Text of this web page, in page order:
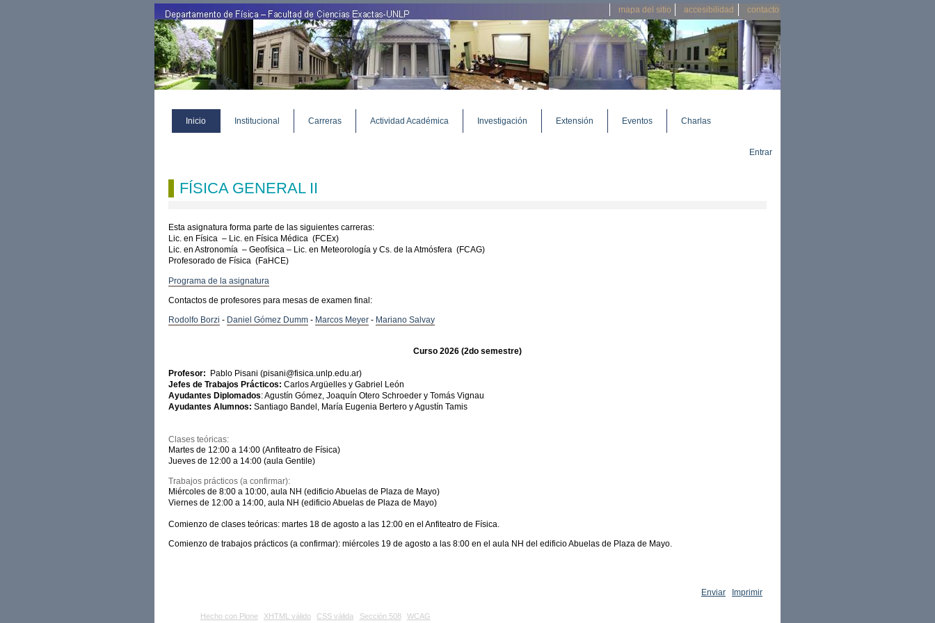
Cambiar
a
contenido.
|
Saltar
a
navegación
mapa del sitio accesibilidad contacto
Inicio
Institucional Carreras Actividad Académica Investigación Extensión Eventos Charlas
Personales
Entrar
FÍSICA GENERAL II
Esta asignatura forma parte de las siguientes carreras:
Lic. en Física – Lic. en Física Médica (FCEx)
Lic. en Astronomía – Geofísica – Lic. en Meteorología y Cs. de la Atmósfera (FCAG)
Profesorado de Física (FaHCE)
Programa de la asignatura
Contactos de profesores para mesas de examen final:
Rodolfo Borzi - Daniel Gómez Dumm - Marcos Meyer - Mariano Salvay
Curso 2026 (2do semestre)
Profesor: Pablo Pisani (pisani@fisica.unlp.edu.ar)
Jefes de Trabajos Prácticos: Carlos Argüelles y Gabriel León
Ayudantes Diplomados: Agustín Gómez, Joaquín Otero Schroeder y Tomás Vignau
Ayudantes Alumnos: Santiago Bandel, María Eugenia Bertero y Agustín Tamis
Clases teóricas:
Martes de 12:00 a 14:00 (Anfiteatro de Física)
Jueves de 12:00 a 14:00 (aula Gentile)
Trabajos prácticos (a confirmar):
Miércoles de 8:00 a 10:00, aula NH (edificio Abuelas de Plaza de Mayo)
Viernes de 12:00 a 14:00, aula NH (edificio Abuelas de Plaza de Mayo)
Comienzo de clases teóricas: martes 18 de agosto a las 12:00 en el Anfiteatro de Física.
Comienzo de trabajos prácticos (a confirmar): miércoles 19 de agosto a las 8:00 en el aula NH del edificio Abuelas de Plaza de Mayo.
Documento
Enviar Imprimir
Hecho con Plone XHTML válido CSS válida Sección 508 WCAG